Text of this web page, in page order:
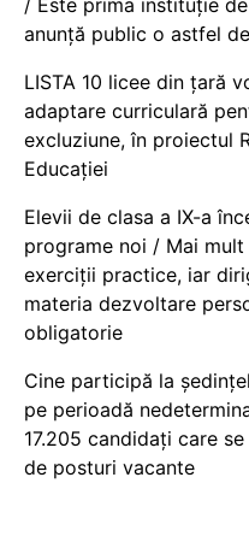
/ Este prima instituție
anunță public o astfel
LISTA 10 licee din țară
adaptare curriculară
excluziune, în proiectul
Educației
Elevii de clasa a IX-a
programe noi / Mai
exerciții practice, iar
materia dezvoltare
obligatorie
Cine participă la
pe perioadă
17.205 candidați care
de posturi vacante